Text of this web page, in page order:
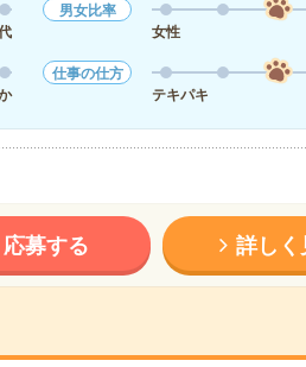
男女比率
女性
仕事の仕方
テキパキ
応募する 詳しく